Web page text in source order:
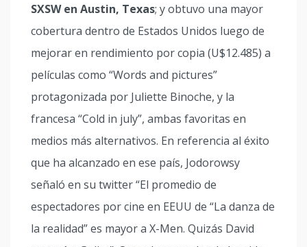
SXSW en Austin, Texas; y obtuvo una mayor
cobertura dentro de Estados Unidos luego de
mejorar en rendimiento por copia (U$12.485) a
películas como “Words and pictures”
protagonizada por Juliette Binoche, y la
francesa “Cold in july”, ambas favoritas en
medios más alternativos. En referencia al éxito
que ha alcanzado en ese país, Jodorowsy
señaló en su twitter “El promedio de
espectadores por cine en EEUU de “La danza de
la realidad” es mayor a X-Men. Quizás David